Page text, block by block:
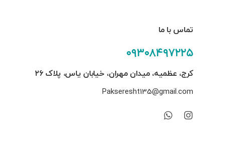
تماس با ما
۰۹۳۰۸۴۹۷۲۲۵
کرج، عظمیه، میدان مهران، خیابان یاس، پلاک ۲۶
Pakseresht135@gmail.com